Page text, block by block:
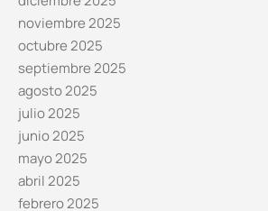
noviembre 2025
octubre 2025
septiembre 2025
agosto 2025
julio 2025
junio 2025
mayo 2025
abril 2025
febrero 2025